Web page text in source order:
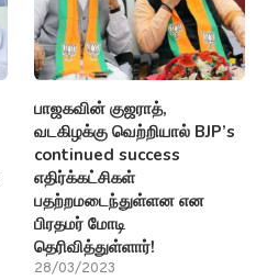
பாஜகவின் குஜராத்,
வடகிழக்கு வெற்றியால் BJP’s
continued success
எதிர்க்கட்சிகள்
பதற்றமடைந்துள்ளன என
பிரதமர் மோடி
தெரிவித்துள்ளார்!
28/03/2023